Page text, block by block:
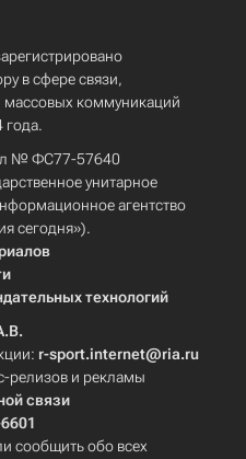
в сфере связи,
коммуникаций
№ ФС77-57640
унитарное
агентство
сегодня»).
технологий
r-sport.internet@ria.ru
релизов и рекламы
связи
сообщить обо всех